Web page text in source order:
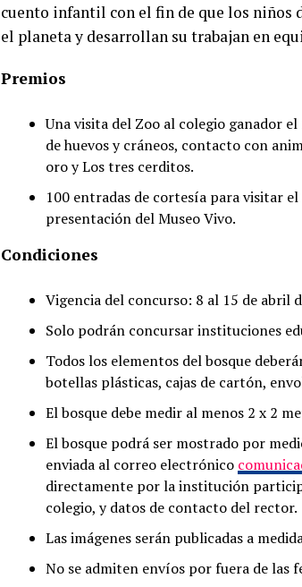
cuento infantil con el fin de que los niños
el planeta y desarrollan su trabajan en
Premios
Una visita del Zoo al colegio ganador
de huevos y cráneos, contacto con
oro y Los tres cerditos.
100 entradas de cortesía para visitar
presentación del Museo Vivo.
Condiciones
Vigencia del concurso: 8 al 15 de abril
Solo podrán concursar instituciones
Todos los elementos del bosque
botellas plásticas, cajas de cartón,
El bosque debe medir al menos 2 x 2
El bosque podrá ser mostrado por
enviada al correo electrónico
directamente por la institución
colegio, y datos de contacto del rector.
Las imágenes serán publicadas a
No se admiten envíos por fuera de las